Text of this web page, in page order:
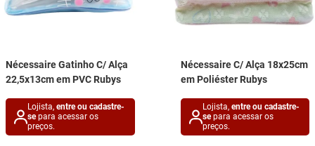
Nécessaire Gatinho C/ Alça
22,5x13cm em PVC Rubys
Lojista,entre ou cadastre-
separa acessar os
preços.
Nécessaire C/ Alça 18x25cm
em Poliéster Rubys
Lojista, entre ou cadastre-
separa acessar os
preços.